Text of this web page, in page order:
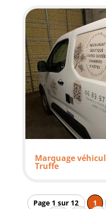
Marquage
Truffe
Page 1 sur 12 1